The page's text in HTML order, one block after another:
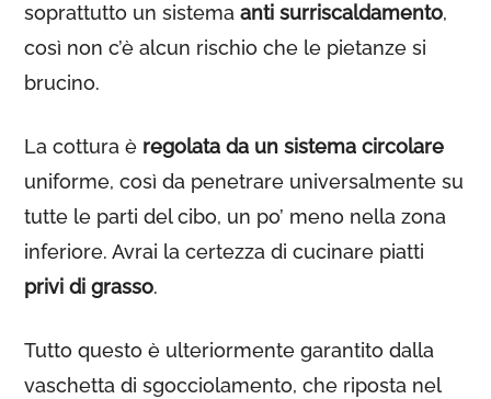
soprattutto un sistemaanti surriscaldamento,
così non c’è alcun rischio che le pietanze si
brucino.
La cottura è regolata da un sistema circolare
uniforme, così da penetrare universalmente su
tutte le parti del cibo, un po’ meno nella zona
inferiore. Avrai la certezza di cucinare piatti
privi di grasso.
Tutto questo è ulteriormente garantito dalla
vaschetta di sgocciolamento, che riposta nel